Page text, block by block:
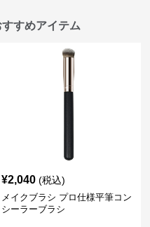
すめアイテム
¥2,040 (税込)
メイクブラシ プロ仕様平筆コン
シーラーブラシ